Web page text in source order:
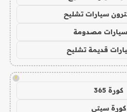
سيارات تشليح
مصدومة
قديمة تشليح
!
كورة 365
كورة سيتي